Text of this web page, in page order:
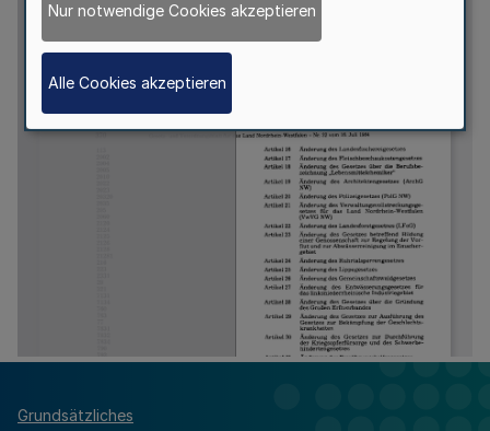
Grundsätzliches
Nur notwendige Cookies akzeptieren
Alle Cookies akzeptieren